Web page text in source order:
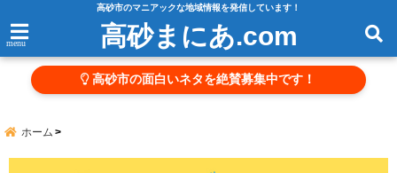
高砂市のマニアックな地域情報を発信しています！
menu 高砂まにあ.com
高砂市の面白いネタを絶賛募集中です！
ホーム